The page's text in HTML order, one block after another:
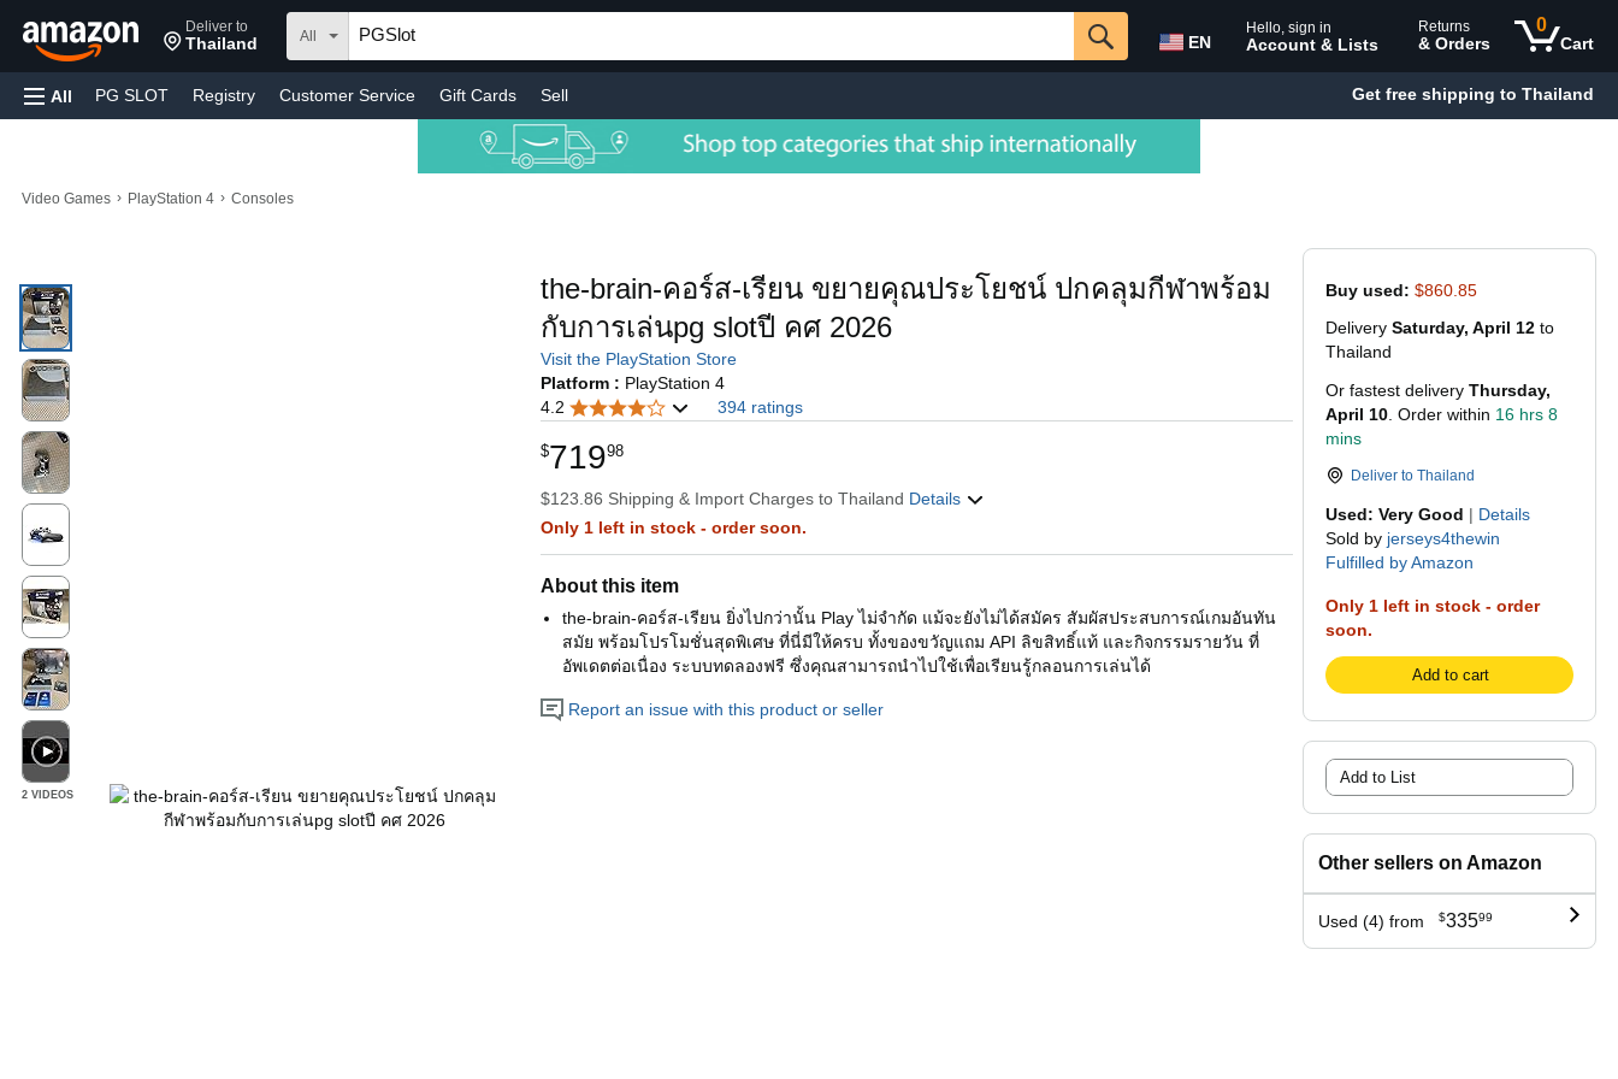
Deliver to
Thailand All EN
Hello, sign in
Account & Lists
Returns
& Orders
0
Cart
All PG SLOT Registry Customer Service Gift Cards Sell Get free shipping to Thailand
Video Games › PlayStation 4 › Consoles
Buy used: $860.85
Delivery Saturday, April 12 to
Thailand
Or fastest delivery Thursday,
April 10 . Order within 16 hrs 8
mins
Deliver to Thailand
Used: Very Good | Details
Sold by jerseys4thewin
Fulfilled by Amazon
Only 1 left in stock - order
soon.
Add to cart
Add to List
Other sellers on Amazon
Used (4) from $33599
2 VIDEOS
the-brain-คอร์ส-เรียน ขยายคุณประโยชน์ ปกคลุมกีฬาพร้อม
กับการเล่นpg slotปี คศ 2026
Visit the PlayStation Store
Platform : PlayStation 4
4.2
394 ratings
$71998
$123.86 Shipping & Import Charges to Thailand Details
Only 1 left in stock - order soon.
About this item
the-brain-คอร์ส-เรียน ยิ่งไปกว่านั้น Play ไม่จำกัด แม้จะยังไม่ได้สมัคร สัมผัสประสบการณ์เกมอันทัน
สมัย พร้อมโปรโมชั่นสุดพิเศษ ที่นี่มีให้ครบ ทั้งของขวัญแถม API ลิขสิทธิ์แท้ และกิจกรรมรายวัน ที่
อัพเดตต่อเนื่อง ระบบทดลองฟรี ซึ่งคุณสามารถนำไปใช้เพื่อเรียนรู้กลอนการเล่นได้
Report an issue with this product or seller